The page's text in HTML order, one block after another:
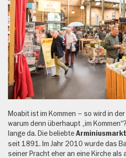
Moabit ist im Kommen – so wird in
warum denn überhaupt „im
lange da. Die beliebte
seit 1891. Im Jahr 2010 wurde das
seiner Pracht eher an eine Kirche